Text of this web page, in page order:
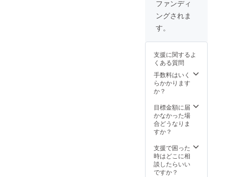
ファンディ
ングされま
す。
支援に関するよ
くある質問
手数料はいく
らかかります
か？
目標金額に届
かなかった場
合どうなりま
すか？
支援で困った
時はどこに相
談したらいい
ですか？